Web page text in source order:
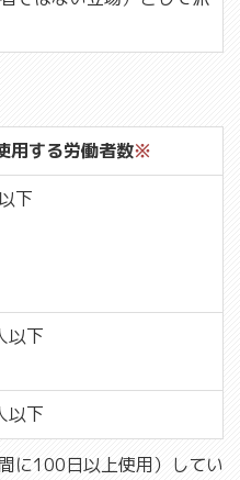
用する労働者数※
下
以下
以下
に100日以上使用）してい